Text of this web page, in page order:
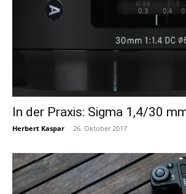
In der Praxis: Sigma 1,4/30
Herbert Kaspar - 26. Oktober 2017